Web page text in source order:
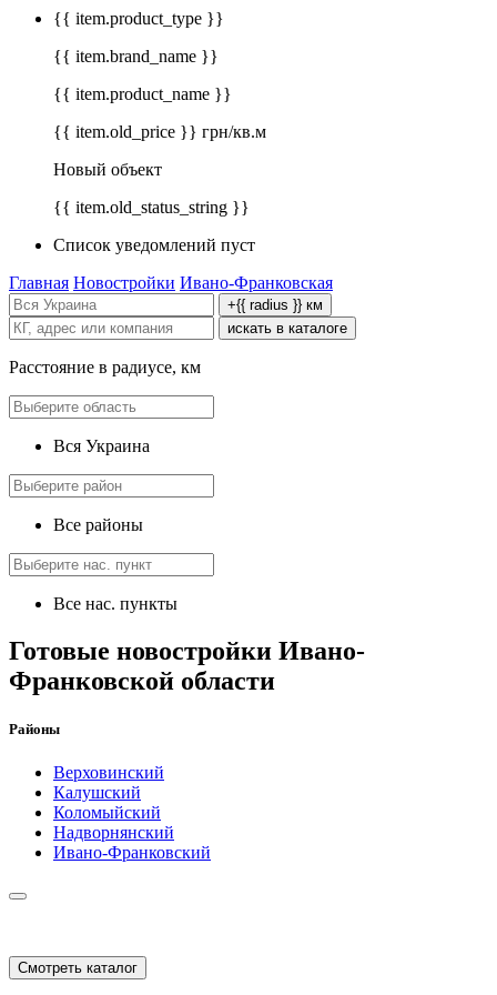
{{ item.product_type }}
{{ item.brand_name }}
{{ item.product_name }}
{{ item.old_price }} грн/кв.м
Новый объект
{{ item.old_status_string }}
Список уведомлений пуст
Главная Новостройки Ивано-Франковская
+{{ radius }} км
искать в каталоге
Расстояние в радиусе, км
Вся Украина
Все районы
Все нас. пункты
Готовые новостройки Ивано-
Франковской области
Районы
Верховинский
Калушский
Коломыйский
Надворнянский
Ивано-Франковский
Смотреть каталог